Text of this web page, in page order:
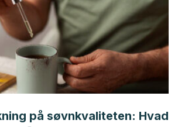
Hair loss. The Practitioner.
I. S., Sharov, A. A., & Botchkarev, V. A.
of chemotherapy-induced hair loss.
https://doi.org/10.1016/S1470-
Reed, S. W. (2009). Diagnosing and
American Family Physician.
W. (2009). Diffuse hair loss: Its
på søvnkvaliteten: Hvad